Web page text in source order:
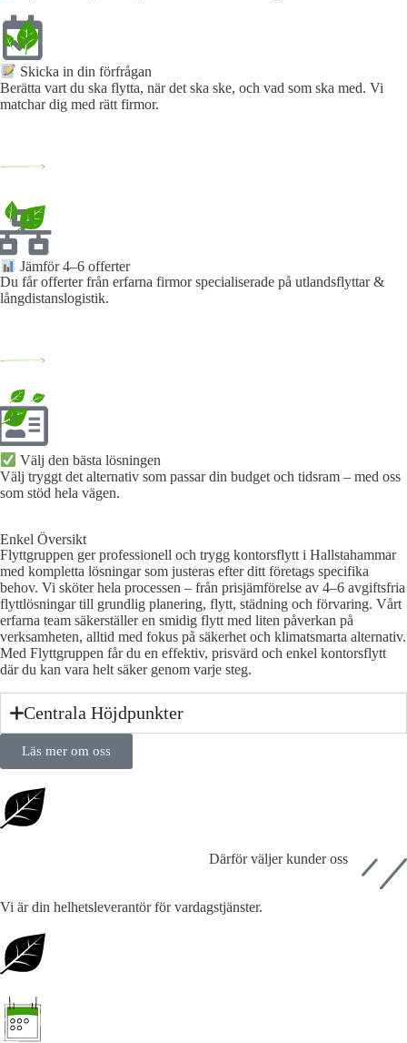
Skicka in din förfrågan​
Berätta vart du ska flytta, när det ska ske, och vad som ska med. Vi
matchar dig med rätt firmor.
Jämför 4–6 offerter
Du får offerter från erfarna firmor specialiserade på utlandsflyttar &
långdistanslogistik.
Välj den bästa lösningen​
Välj tryggt det alternativ som passar din budget och tidsram – med oss
som stöd hela vägen.
Enkel Översikt
Flyttgruppen ger professionell och trygg kontorsflytt i Hallstahammar
med kompletta lösningar som justeras efter ditt företags specifika
behov. Vi sköter hela processen – från prisjämförelse av 4–6 avgiftsfria
flyttlösningar till grundlig planering, flytt, städning och förvaring. Vårt
erfarna team säkerställer en smidig flytt med liten påverkan på
verksamheten, alltid med fokus på säkerhet och klimatsmarta alternativ.
Med Flyttgruppen får du en effektiv, prisvärd och enkel kontorsflytt
där du kan vara helt säker genom varje steg.
Centrala Höjdpunkter
Läs mer om oss
Därför väljer kunder oss
Vi är din helhetsleverantör för vardagstjänster.